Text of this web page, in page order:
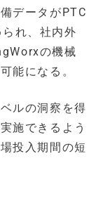
データがPTC
れ、社内外
の機械
能になる。
ルの洞察を得
施できるよう
投入期間の短